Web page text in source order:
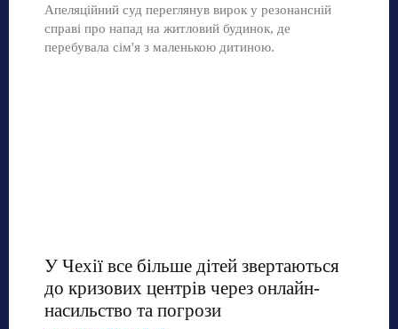
Апеляційний суд переглянув вирок у резонансній
справі про напад на житловий будинок, де
перебувала сім'я з маленькою дитиною.
У Чехії все більше дітей звертаються
до кризових центрів через онлайн-
насильство та погрози